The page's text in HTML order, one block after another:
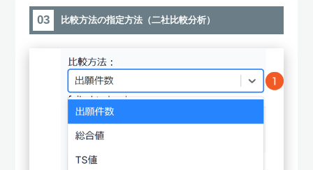
03 比較方法の指定方法（二社比較分析）